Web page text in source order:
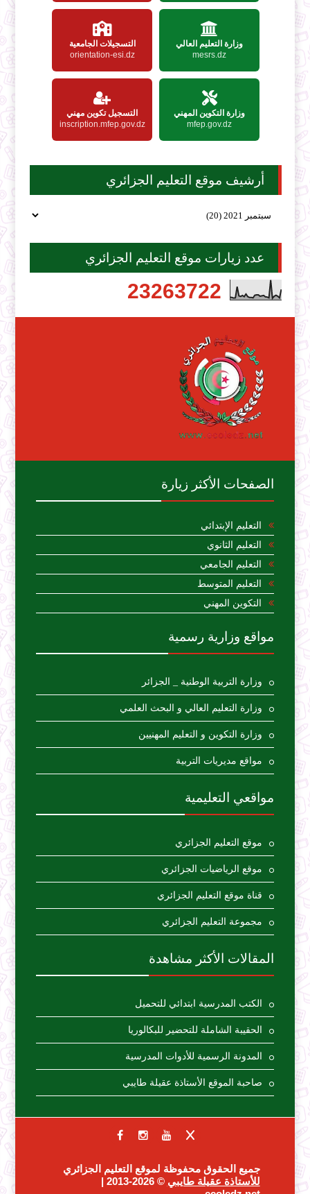
وزارة التعليم العالي
mesrs.dz
التسجيلات الجامعية
orientation-esi.dz
وزارة التكوين المهني
mfep.gov.dz
التسجيل تكوين مهني
inscription.mfep.gov.dz
أرشيف موقع التعليم الجزائري
عدد زيارات موقع التعليم الجزائري
23263722
الصفحات الأكثر زيارة
التعليم الإبتدائي
التعليم الثانوي
التعليم الجامعي
التعليم المتوسط
التكوين المهني
مواقع وزارية رسمية
وزارة التربية الوطنية _ الجزائر
وزارة التعليم العالي و البحث العلمي
وزارة التكوين و التعليم المهنيين
مواقع مديريات التربية
مواقعي التعليمية
موقع التعليم الجزائري
موقع الرياضيات الجزائري
قناة موقع التعليم الجزائري
مجموعة التعليم الجزائري
المقالات الأكثر مشاهدة
الكتب المدرسية ابتدائي للتحميل
الحقيبة الشاملة للتحضير للبكالوريا
المدونة الرسمية للأدوات المدرسية
صاحبة الموقع الأستاذة عقيلة طايبي
جميع الحقوق محفوظة لموقع التعليم الجزائري
للأستاذة عقيلة طايبي © 2026-2013 |